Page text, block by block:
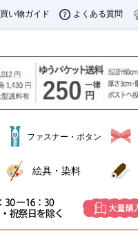
い物ガイド よくある質問
ファスナー・ボタン
絵具・染料